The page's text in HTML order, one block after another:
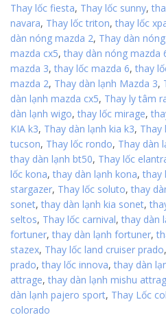
Thay lốc fiesta, Thay lốc sunny,
navara, Thay lốc triton, thay lốc
dàn nóng mazda 2, Thay dàn
mazda cx5, thay dàn nóng mazda
mazda 3, thay lốc mazda 6, thay
mazda 2, Thay dàn lạnh Mazda 3,
dàn lạnh mazda cx5, Thay ly tâm
dàn lạnh wigo, thay lốc mirage,
KIA k3, Thay dàn lạnh kia k3, Thay
tucson, Thay lốc rondo, Thay dàn
thay dàn lạnh bt50, Thay lốc
lốc kona, thay dàn lạnh kona, thay
stargazer, Thay lốc soluto, thay
sonet, thay dàn lạnh kia sonet,
seltos, Thay lốc carnival, thay dàn
fortuner, thay dàn lạnh fortuner,
stazex, Thay lốc land cruiser prado,
prado, thay lốc innova, thay dàn
attrage, thay dàn lạnh mishu
dàn lạnh pajero sport, Thay Lốc
colorado